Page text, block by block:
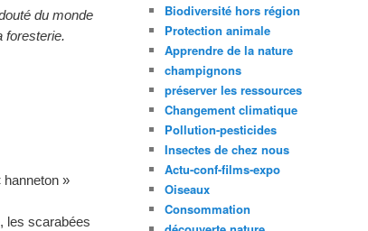
du monde
foresterie.
hanneton »
, les scarabées
Biodiversité hors région
Protection animale
Apprendre de la nature
champignons
préserver les ressources
Changement climatique
Pollution-pesticides
Insectes de chez nous
Actu-conf-films-expo
Oiseaux
Consommation